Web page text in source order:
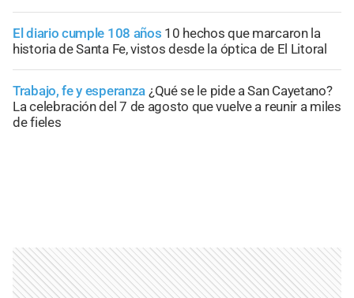
El diario cumple 108 años 10 hechos que marcaron la
historia de Santa Fe, vistos desde la óptica de El Litoral
Trabajo, fe y esperanza ¿Qué se le pide a San Cayetano?
La celebración del 7 de agosto que vuelve a reunir a miles
de fieles